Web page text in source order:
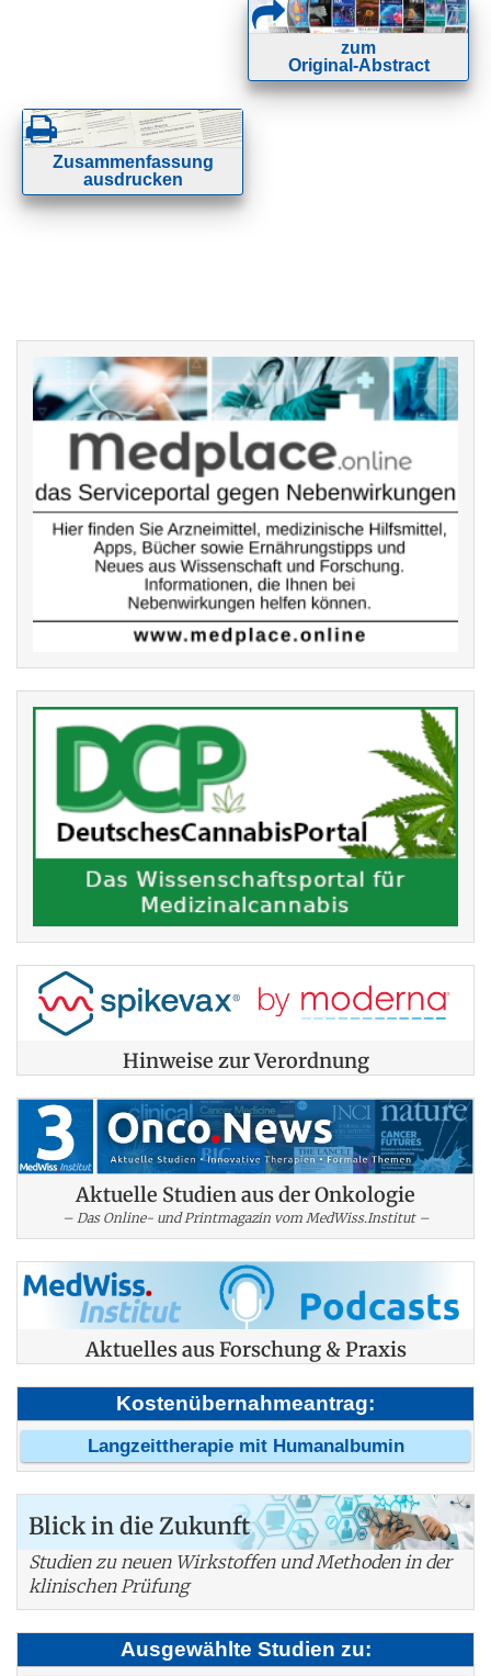
zum
Original-Abstract
Zusammenfassung
ausdrucken
Hinweise zur Verordnung
Aktuelle Studien aus der Onkologie
– Das Online- und Printmagazin vom MedWiss.Institut –
Aktuelles aus Forschung & Praxis
Kostenübernahmeantrag:
Langzeittherapie mit Humanalbumin
Blick in die Zukunft
Studien zu neuen Wirkstoffen und Methoden in der
klinischen Prüfung
Ausgewählte Studien zu: